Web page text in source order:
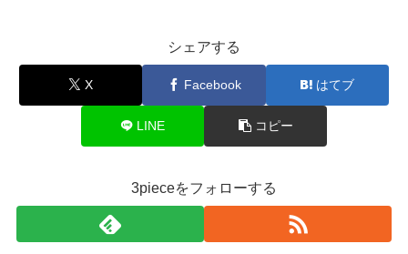
シェアする
X Facebook はてブ
LINE コピー
3pieceをフォローする